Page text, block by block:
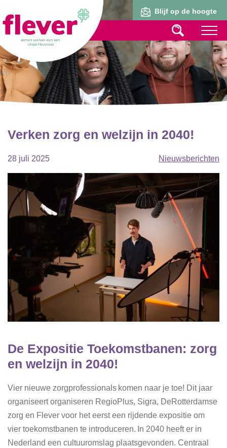
Blijf op de hoogte
Verken zorg en welzijn in 2040!
28 juli 2025 Nieuwsberichten
De Expositie Toekomstbanen: zorg
en welzijn in 2040!
Vier nieuwe zorgprofessionals komen naar je toe! Dit jaar
organiseert organiseren RegioPlus, Sigra, DeRotterdamse
zorg en Flever voor het eerst een rijdende expositie om
vier toekomstbanen te introduceren. In 2040 heeft er in
Nederland een cultuuromslag plaatsgevonden. Centraal